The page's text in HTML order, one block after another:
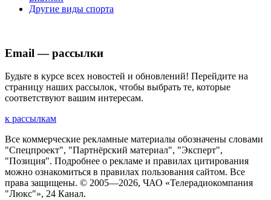
Другие виды спорта
Email — рассылки
Будьте в курсе всех новостей и обновлений! Перейдите на
страницу наших рассылок, чтобы выбрать те, которые
соответствуют вашим интересам.
к рассылкам
Все коммерческие рекламные материалы обозначены словами
"Спецпроект", "Партнёрский материал", "Эксперт",
"Позиция". Подробнее о рекламе и правилах цитирования
можно ознакомиться в правилах пользования сайтом. Все
права защищены. © 2005—2026, ЧАО «Телерадиокомпания
"Люкс"», 24 Канал.